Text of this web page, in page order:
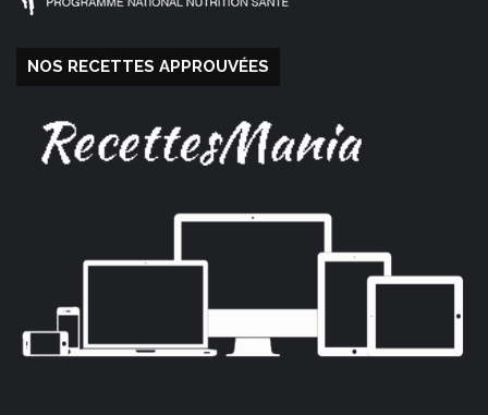
NOS RECETTES APPROUVÉES